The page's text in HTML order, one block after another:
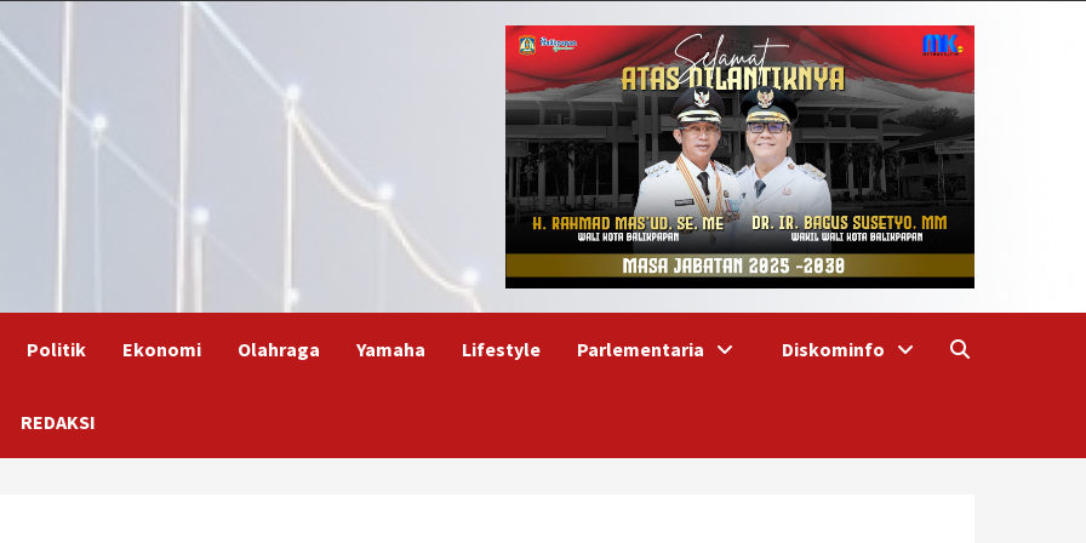
Politik Ekonomi Olahraga Yamaha Lifestyle Parlementaria Diskominfo
REDAKSI